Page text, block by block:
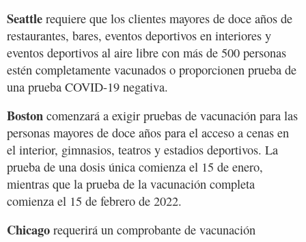
Seattle requiere que los clientes mayores de doce años de
restaurantes, bares, eventos deportivos en interiores y
eventos deportivos al aire libre con más de 500 personas
estén completamente vacunados o proporcionen prueba de
una prueba COVID-19 negativa.
Boston comenzará a exigir pruebas de vacunación para las
personas mayores de doce años para el acceso a cenas en
el interior, gimnasios, teatros y estadios deportivos. La
prueba de una dosis única comienza el 15 de enero,
mientras que la prueba de la vacunación completa
comienza el 15 de febrero de 2022.
Chicago requerirá un comprobante de vacunación